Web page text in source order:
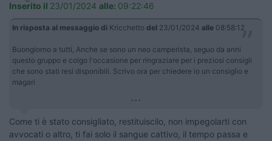
Inserito il 23/01/2024 alle: 09:22:46
In risposta al messaggio di Kricchetto del 23/01/2024 alle 08:58:12
Buongiorno a tutti, Anche se sono un neo camperista, seguo da anni
questo gruppo e colgo l'occasione per ringraziare per i preziosi consigli
che sono stati resi disponibili. Scrivo ora per chiedere io un consiglio e
magari
...
Come ti è stato consigliato, restituiscilo, non impegolarti con
avvocati o altro, ti fai solo il sangue cattivo, il tempo passa e